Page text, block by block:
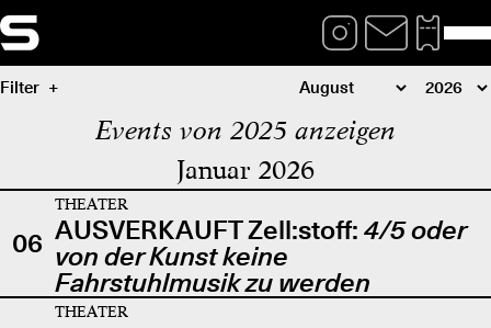
Filter
Events von 2025 anzeigen
Januar 2026
06
THEATER
AUSVERKAUFT Zell:stoff: 4/5 oder
von der Kunst keine
Fahrstuhlmusik zu werden
THEATER